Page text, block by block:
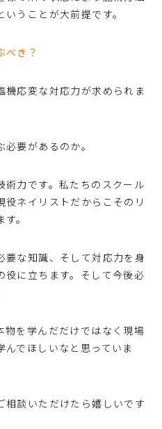
うことが大前提です。
べき？
応変な対応力が求められま
要があるのか。
術力です。私たちのスクール
ネイリストだからこそのリ
。
要な知識、そして対応力を身
役に立ちます。そして今後必
を学んだだけではなく現場
でほしいなと思っていま
相談いただけたら嬉しいです